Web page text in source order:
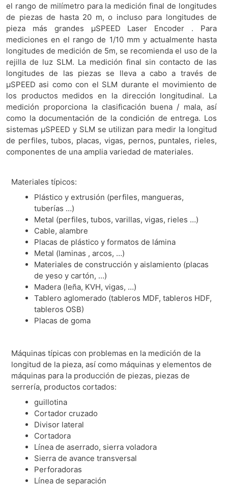
el rango de milímetro para la medición final de longitudes
de piezas de hasta 20 m, o incluso para longitudes de
pieza más grandes μSPEED Laser Encoder . Para
mediciones en el rango de 1/10 mm y actualmente hasta
longitudes de medición de 5m, se recomienda el uso de la
rejilla de luz SLM. La medición final sin contacto de las
longitudes de las piezas se lleva a cabo a través de
μSPEED asi como con el SLM durante el movimiento de
los productos medidos en la dirección longitudinal. La
medición proporciona la clasificación buena / mala, así
como la documentación de la condición de entrega. Los
sistemas μSPEED y SLM se utilizan para medir la longitud
de perfiles, tubos, placas, vigas, pernos, puntales, rieles,
componentes de una amplia variedad de materiales.
Materiales típicos:
Plástico y extrusión (perfiles, mangueras,
tuberías …)
Metal (perfiles, tubos, varillas, vigas, rieles …)
Cable, alambre
Placas de plástico y formatos de lámina
Metal (laminas , arcos, …)
Materiales de construcción y aislamiento (placas
de yeso y cartón, …)
Madera (leña, KVH, vigas, …)
Tablero aglomerado (tableros MDF, tableros HDF,
tableros OSB)
Placas de goma
Máquinas típicas con problemas en la medición de la
longitud de la pieza, así como máquinas y elementos de
máquinas para la producción de piezas, piezas de
serrería, productos cortados:
guillotina
Cortador cruzado
Divisor lateral
Cortadora
Línea de aserrado, sierra voladora
Sierra de avance transversal
Perforadoras
Línea de separación